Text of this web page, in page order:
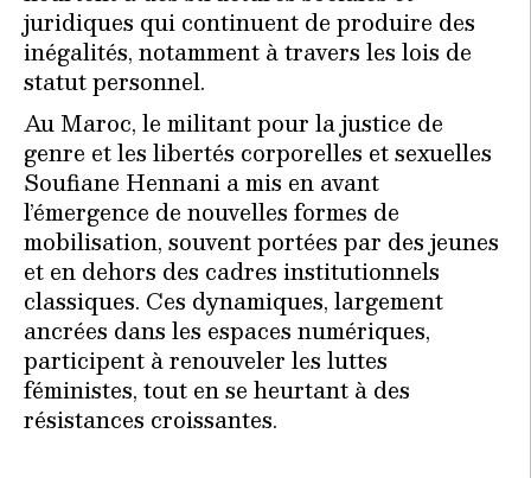
juridiques qui continuent de produire des
inégalités, notamment à travers les lois de
statut personnel.
Au Maroc, le militant pour la justice de
genre et les libertés corporelles et sexuelles
Soufiane Hennani a mis en avant
l’émergence de nouvelles formes de
mobilisation, souvent portées par des jeunes
et en dehors des cadres institutionnels
classiques. Ces dynamiques, largement
ancrées dans les espaces numériques,
participent à renouveler les luttes
féministes, tout en se heurtant à des
résistances croissantes.